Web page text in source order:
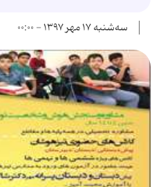
سه‌شنبه ۱۷ مهر ۱۳۹۷ - ۰۰:۰۰